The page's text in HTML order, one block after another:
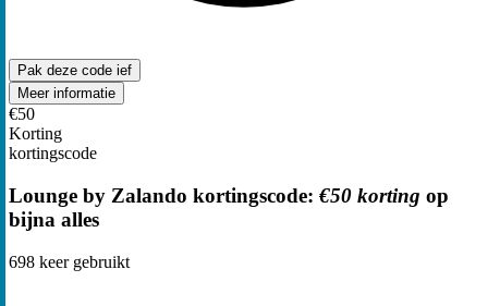
Pak deze code ief
Meer informatie
€50
Korting
kortingscode
Lounge by Zalando kortingscode: €50 korting op
bijna alles
698 keer gebruikt